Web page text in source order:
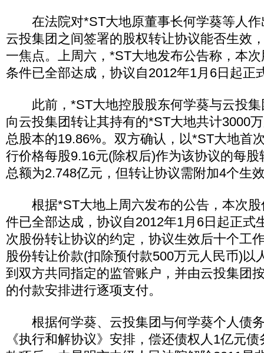
在法院对*ST大地原董事长何学葵等人作
云投集团之间签署的股权转让协议能否生效
一焦点。上周六，*ST大地发布公告称，本
条件已全部达成，协议自2012年1月6日起正
此前，*ST大地控股股东何学葵与云投集
向云投集团转让其持有的*ST大地共计3000
总股本的19.86%。双方确认，以*ST大地首
行价格每股9.16元(除权后)作为该协议的每
总额为2.748亿元，但转让协议需附加4个生
根据*ST大地上周六发布的公告，本次股
件已全部达成，协议自2012年1月6日起正式
次股份转让协议的约定，协议生效后十个工
股份转让价款(扣除预付款500万元人民币)以
到双方共同指定的监管账户，并由云投集团
的付款安排进行逐项支付。
根据何学葵、云投集团与何学葵个人债
《执行和解协议》安排，偿还债权人1亿元